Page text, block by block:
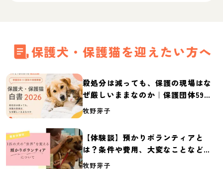
保護犬・保護猫を迎えたい方へ
殺処分は減っても、保護の現場はな
ぜ厳しいままなのか｜保護団体59団
体の実態調査【保護犬・保護猫白書
牧野芽子
【体験談】預かりボランティアと
は？条件や費用、大変なことなど紹
介
牧野芽子